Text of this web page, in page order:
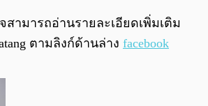
ามารถอ่านรายละเอียดเพิ่มเติม
ตามลิงก์ด้านล่าง facebook